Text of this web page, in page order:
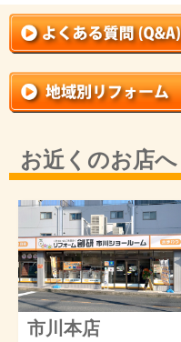
お近くのお店へ
市川本店